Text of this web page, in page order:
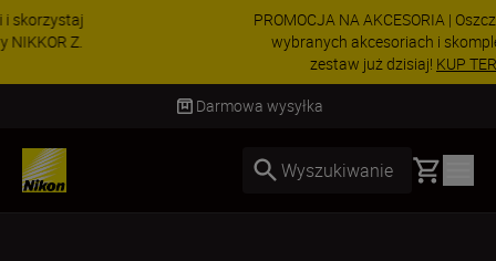
PROMOCJA NA AKCESORIA | Oszczędź 15% na
wybranych akcesoriach i skompletuj swój
KUP TERAZ
Dostawa od 2 do 4 dni roboczych
Wyszukiwanie Basket